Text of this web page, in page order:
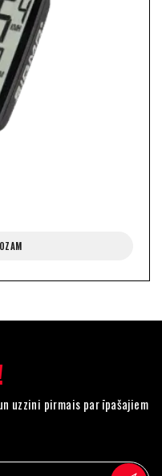
uzzini pirmais par īpašajiem